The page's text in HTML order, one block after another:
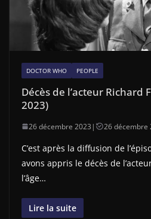
DOCTOR WHO PEOPLE
Décès de l’acteur Richard
2023)
26 décembre 2023 | 26 décembre
C’est après la diffusion de
avons appris le décès de
l’âge…
Lire la suite